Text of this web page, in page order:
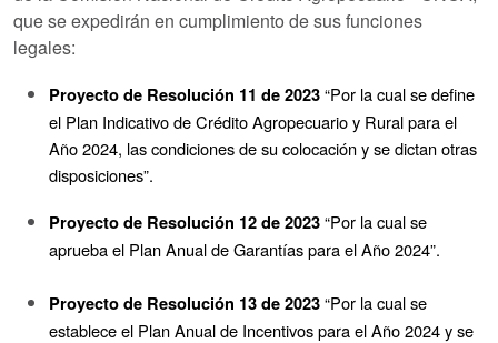
que se expedirán en cumplimiento de sus funciones
legales:
Proyecto de Resolución 11 de 2023“Por la cual se define
el Plan Indicativo de Crédito Agropecuario y Rural para el
Año 2024, las condiciones de su colocación y se dictan otras
disposiciones”.
Proyecto de Resolución 12 de 2023“Por la cual se
aprueba el Plan Anual de Garantías para el Año 2024”.
Proyecto de Resolución 13 de 2023“Por la cual se
establece el Plan Anual de Incentivos para el Año 2024 y se